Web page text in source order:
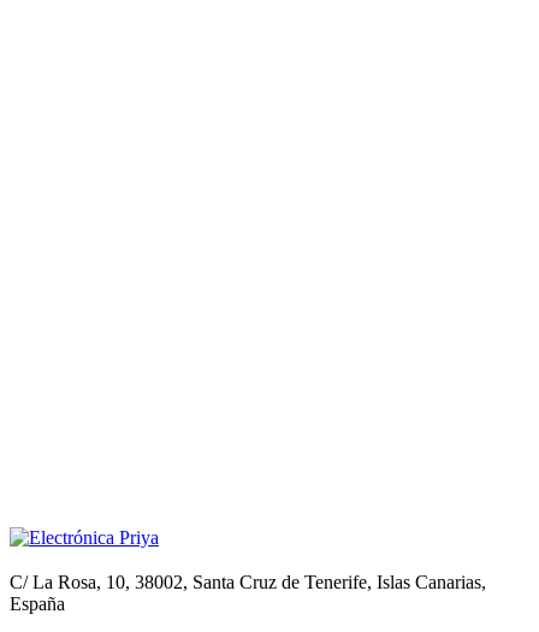
C/ La Rosa, 10, 38002, Santa Cruz de Tenerife, Islas Canarias,
España